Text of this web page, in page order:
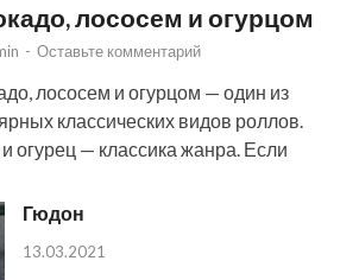
лососем и огурцом
- Оставьте комментарий
лососем и огурцом — один из
классических видов роллов.
огурец — классика жанра. Если
Гюдон
13.03.2021